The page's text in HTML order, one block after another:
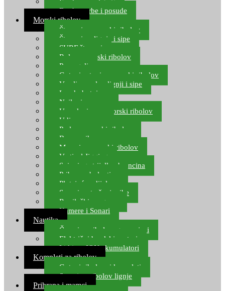
Feeder torbe i posude
Morski ribolov
Štapovi za morski ribolov
Štapovi za lignje i sipe
SURF štapovi
Role za morski ribolov
Parangali
Gotovi setovi za morski ribolov
Varalice za lov lignji i sipe
Lov hobotnice
Najloni za more
Upredenice za morski ribolov
Udice za more
Perle za morski ribolov
Brum prihrana za more
Mamci za morski ribolov
Vertical Jigging
Spinning strijelke, brancina
Pribor za bolentino
Plutajuća odijela
Sonari za traženje ribe
Ronilački program
Kamere i Sonari
Nautika
Čamci za ribolov, gumenjaci
Električni brodski motori
Lithium ION akumulatori
Kompleti za ribolov
Gotovi ribolovni kompleti
Setovi za ribolov lignje
Prihrana i mamci